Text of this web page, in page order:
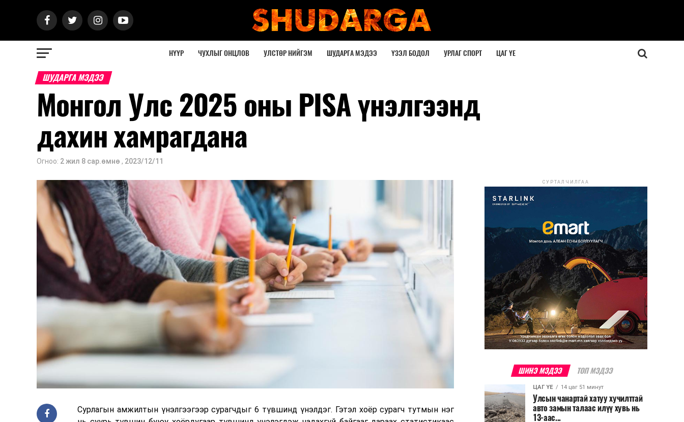
НҮҮР ЧУХЛЫГ ОНЦЛОВ УЛСТӨР НИЙГЭМ ШУДАРГА МЭДЭЭ ҮЗЭЛ БОДОЛ УРЛАГ СПОРТ ЦАГ ҮЕ
ШУДАРГА МЭДЭЭ
Монгол Улс 2025 оны PISA үнэлгээнд
дахин хамрагдана
Огноо: 2 жил 8 сар.өмнө , 2023/12/11
Сурлагын амжилтын үнэлгээгээр сурагчдыг 6 түвшинд үнэлдэг. Гэтэл хоёр сурагч тутмын нэг
СУРТАЛЧИЛГАА
ШИНЭ МЭДЭЭ ТОП МЭДЭЭ
ЦАГ ҮЕ 14 цаг 51 минут
Улсын чанартай хатуу хучилттай
авто замын талаас илүү хувь нь
13-аас...